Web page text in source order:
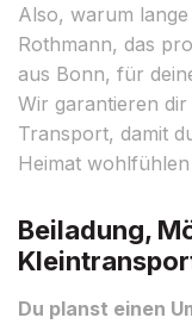
Also, warum
Rothmann, das
aus Bonn, für
Wir garantieren
Transport, damit
Heimat
Beiladung,
Du planst einen